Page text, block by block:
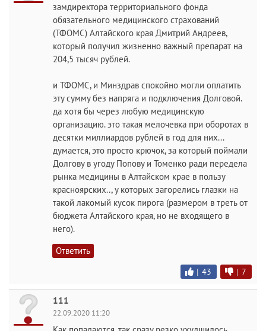
замдиректора территориального фонда
обязательного медицинского страхований
(ТФОМС) Алтайского края Дмитрий Андреев,
который получил жизненно важный препарат на
204,5 тысяч рублей.
и ТФОМС, и Минздрав спокойно могли оплатить
эту сумму без напряга и подключения Долговой.
да хотя бы через любую медицинскую
организацию. это такая мелочевка при оборотах в
десятки миллиардов рублей в год для них...
думается, это просто крючок, за который поймали
Долгову в угоду Попову и Томенко ради передела
рынка медицины в Алтайском крае в пользу
красноярских.., у которых загорелись глазки на
такой лакомый кусок пирога (размером в треть от
бюджета Алтайского края, но не входящего в
него).
Ответить
| 43 | 7
111
22.09.2020 11:20